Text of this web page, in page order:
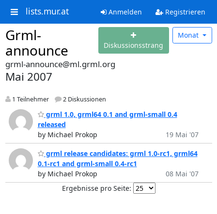
lists.mur.at Anmelden Registrieren
Grml-
announce
Diskussionsstrang
Monat
grml-announce@ml.grml.org
Mai 2007
1 Teilnehmer 2 Diskussionen
grml 1.0, grml64 0.1 and grml-small 0.4
released
by Michael Prokop
19 Mai '07
grml release candidates: grml 1.0-rc1, grml64
0.1-rc1 and grml-small 0.4-rc1
by Michael Prokop
08 Mai '07
Ergebnisse pro Seite: